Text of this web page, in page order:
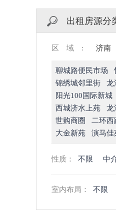
出租房源分
区域: 济南
聊城路便民市场
锦绣城邻里街
龙
阳光100国际新城
西城济水上苑
龙
世购商圈
二环西
大金新苑
演马佳
性质： 不限 中
室内布局： 不限